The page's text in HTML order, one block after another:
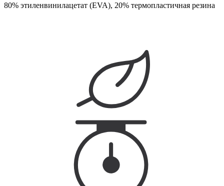
80% этиленвинилацетат (EVA), 20% термопластичная резина